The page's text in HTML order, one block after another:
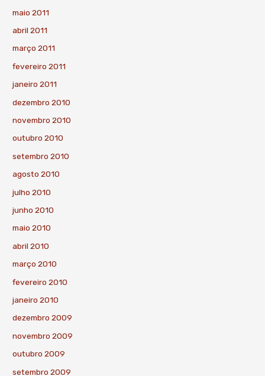
maio 2011
abril 2011
março 2011
fevereiro 2011
janeiro 2011
dezembro 2010
novembro 2010
outubro 2010
setembro 2010
agosto 2010
julho 2010
junho 2010
maio 2010
abril 2010
março 2010
fevereiro 2010
janeiro 2010
dezembro 2009
novembro 2009
outubro 2009
setembro 2009